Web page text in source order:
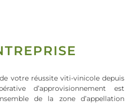
votre réussite viti-vinicole depuis
d’approvisionnement est
de la zone d’appellation